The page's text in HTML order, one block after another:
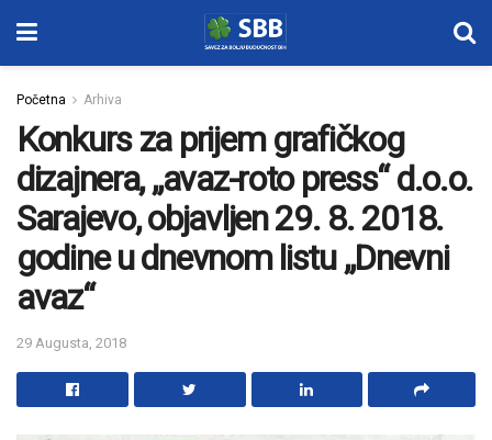
Početna Arhiva
Konkurs za prijem grafičkog
dizajnera, „avaz-roto press“ d.o.o.
Sarajevo, objavljen 29. 8. 2018.
godine u dnevnom listu „Dnevni
avaz“
29 Augusta, 2018